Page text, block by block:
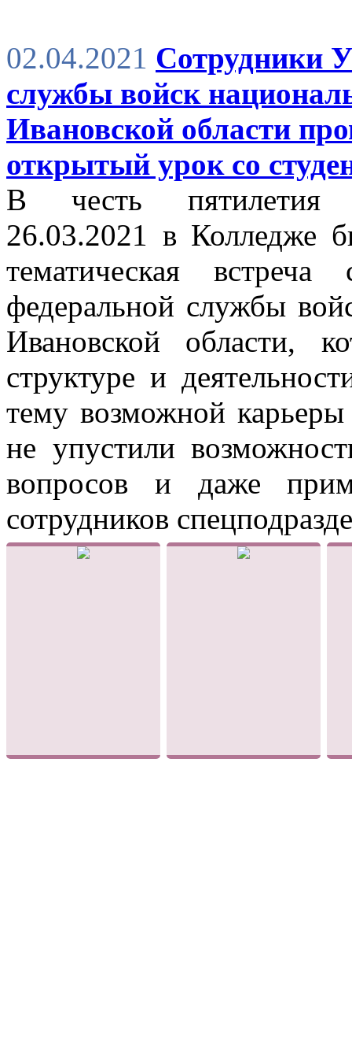
02.04.2021 Сотрудники
службы войск
Ивановской области
открытый урок со
В честь пятилетия
26.03.2021 в Колледже
тематическая
федеральной службы
Ивановской области,
структуре и
тему возможной
не упустили
вопросов и даже
сотрудников